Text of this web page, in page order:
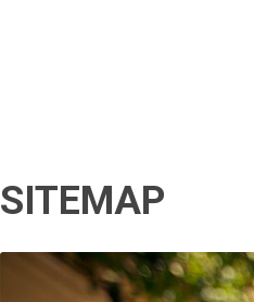
SITEMAP